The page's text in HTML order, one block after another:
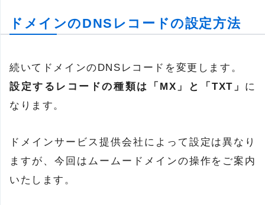
ドメインのDNSレコードの設定方法
続いてドメインのDNSレコードを変更します。
設定するレコードの種類は「MX」と「TXT」 に
なります。
ドメインサービス提供会社によって設定は異なり
ますが、今回はムームードメインの操作をご案内
いたします。